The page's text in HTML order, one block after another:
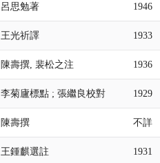
呂思勉著 1946
王光祈譯 1933
陳壽撰, 裴松之注 1936
李菊廬標點 ; 張繼良校對 1929
陳壽撰 不詳
王鍾麒選註 1931